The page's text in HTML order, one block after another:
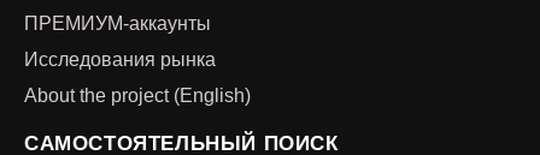
ПРЕМИУМ-аккаунты
Исследования рынка
About the project (English)
САМОСТОЯТЕЛЬНЫЙ ПОИСК